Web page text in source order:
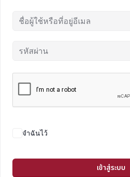
จำฉันไว้
เข้าสู่ระบบ